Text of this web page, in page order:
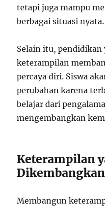
tetapi juga mampu
berbagai situasi nyata.
Selain itu, pendidikan
keterampilan
percaya diri. Siswa
perubahan karena
belajar dari
mengembangkan
Keterampilan
Membangun